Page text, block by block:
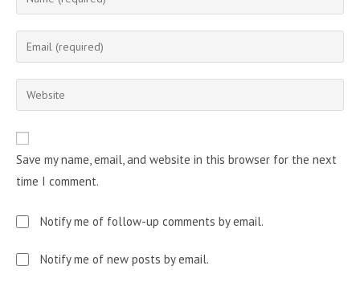
your
name
comment
Enter
your
email
address
Enter
your
URL
(optional)
Save my name, email, and website in this browser for the next
time I comment.
Notify me of follow-up comments by email.
Notify me of new posts by email.